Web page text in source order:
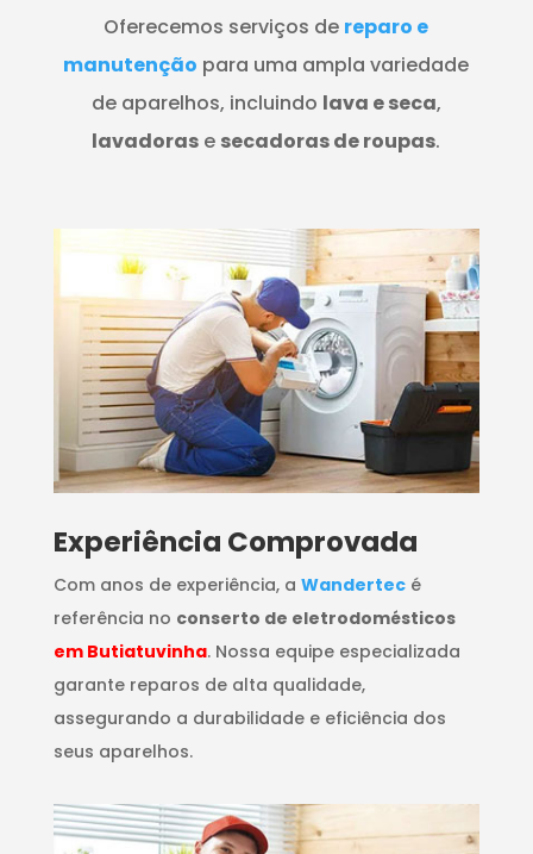
Oferecemos serviços de reparo e
manutenção para uma ampla variedade
de aparelhos, incluindo lava e seca,
lavadoras e secadoras de roupas.
​Experiência Comprovada
Com anos de experiência, a Wandertecé
referência no conserto de eletrodomésticos
em Butiatuvinha. Nossa equipe especializada
garante reparos de alta qualidade,
assegurando a durabilidade e eficiência dos
seus aparelhos.